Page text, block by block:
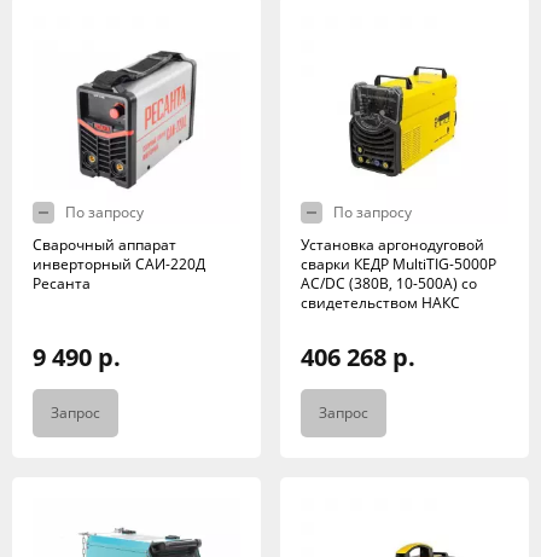
По запросу
Сварочный аппарат
инверторный САИ-220Д
Ресанта
9 490 р.
Запрос
По запросу
Установка аргонодуговой
сварки КЕДР MultiTIG-5000P
AC/DC (380В, 10-500А) со
свидетельством НАКС
406 268 р.
Запрос